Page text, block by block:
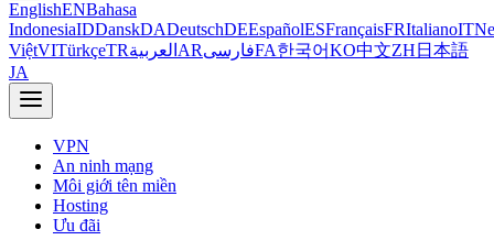
EnglishENBahasa
IndonesiaIDDanskDADeutschDEEspañolESFrançaisFRItalianoIT
ViệtVITürkçeTRالعربية ARفارسیFA한국어KO中文ZH 日本語
JA
VPN
An ninh mạng
Môi giới tên miền
Hosting
Ưu đãi